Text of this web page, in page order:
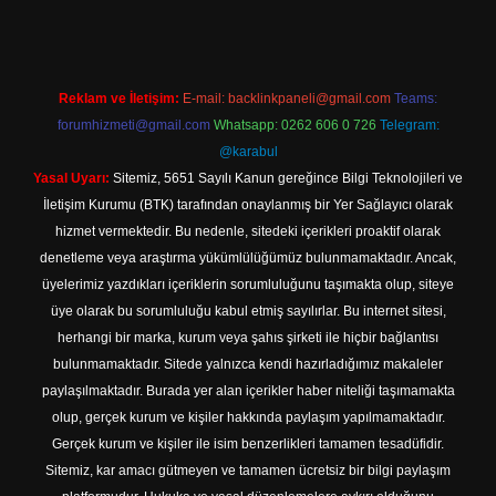
Reklam ve İletişim: E-mail: backlinkpaneli@gmail.com Teams:
forumhizmeti@gmail.com Whatsapp: 0262 606 0 726 Telegram:
@karabul
Yasal Uyarı: Sitemiz, 5651 Sayılı Kanun gereğince Bilgi Teknolojileri ve
İletişim Kurumu (BTK) tarafından onaylanmış bir Yer Sağlayıcı olarak
hizmet vermektedir. Bu nedenle, sitedeki içerikleri proaktif olarak
denetleme veya araştırma yükümlülüğümüz bulunmamaktadır. Ancak,
üyelerimiz yazdıkları içeriklerin sorumluluğunu taşımakta olup, siteye
üye olarak bu sorumluluğu kabul etmiş sayılırlar. Bu internet sitesi,
herhangi bir marka, kurum veya şahıs şirketi ile hiçbir bağlantısı
bulunmamaktadır. Sitede yalnızca kendi hazırladığımız makaleler
paylaşılmaktadır. Burada yer alan içerikler haber niteliği taşımamakta
olup, gerçek kurum ve kişiler hakkında paylaşım yapılmamaktadır.
Gerçek kurum ve kişiler ile isim benzerlikleri tamamen tesadüfidir.
Sitemiz, kar amacı gütmeyen ve tamamen ücretsiz bir bilgi paylaşım